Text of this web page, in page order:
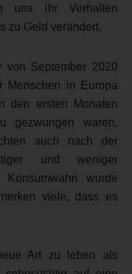
uns ihr Verhalten
zu Geld verändert.
von September 2020
Menschen in Europa
den ersten Monaten
gezwungen waren.
auch nach der
und weniger
Konsumwahn wurde
viele, dass es
Art zu leben als